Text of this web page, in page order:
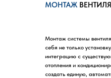
Монтаж системы
себя не только
интеграцию с
отопления и
создать единую,
МОНТАЖ